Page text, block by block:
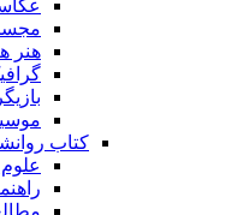
هنر
کتاب
علوم